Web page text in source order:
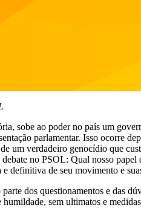
sobe ao poder no país um
parlamentar. Isso ocorre
um verdadeiro genocídio que
no PSOL: Qual nosso
definitiva de seu movimento e
dos questionamentos e
sem ultimatos e